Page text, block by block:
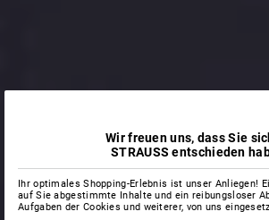
Wir freuen uns, dass Sie
STRAUSS entschieden
Ihr optimales Shopping-Erlebnis ist unser Anliegen!
auf Sie abgestimmte Inhalte und ein reibungsloser
Aufgaben der Cookies und weiterer, von uns